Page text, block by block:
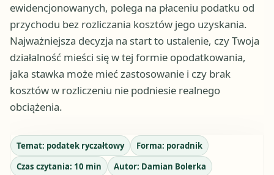
ewidencjonowanych, polega na płaceniu podatku od
przychodu bez rozliczania kosztów jego uzyskania.
Najważniejsza decyzja na start to ustalenie, czy Twoja
działalność mieści się w tej formie opodatkowania,
jaka stawka może mieć zastosowanie i czy brak
kosztów w rozliczeniu nie podniesie realnego
obciążenia.
Temat: podatek ryczałtowy Forma: poradnik
Czas czytania: 10 min Autor: Damian Bolerka